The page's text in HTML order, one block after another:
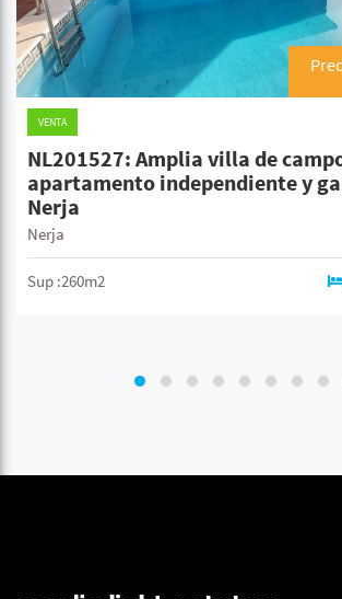
VENTA
NL201527: Amplia villa de
apartamento independiente y
Nerja
Nerja
Sup :260m2